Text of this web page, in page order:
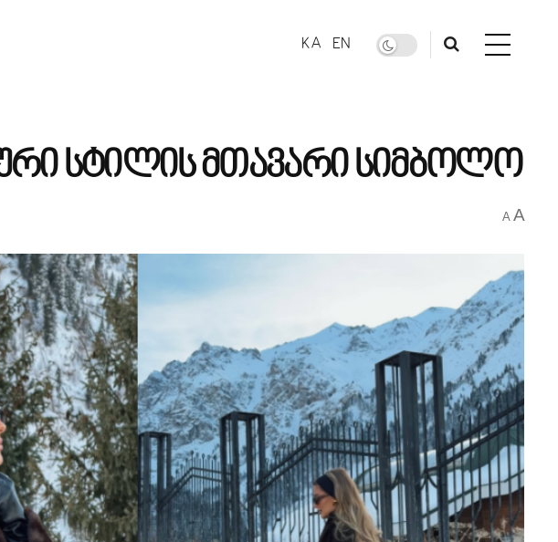
KA EN
სტილის მთავარი სიმბოლო
A A